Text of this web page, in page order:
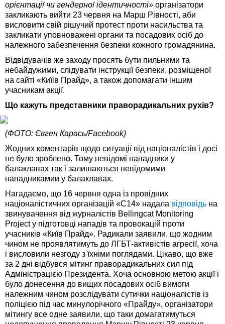
орієнтації чи гендерної ідентичності» організатори
закликають вийти 23 червня на Марш Рівності, аби
висловити свій рішучий протест проти насильства та
закликати уповноважені органи та посадових осіб до
належного забезпечення безпеки кожного громадянина.
Відвідувачів же заходу просять бути пильними та
небайдужими, слідувати інструкції безпеки, розміщеної
на сайті «Киїів Прайд», а також допомагати іншим
учасникам акції.
Що кажуть представники праворадикальних рухів?
(ФОТО: Євген Карась/Facebook)
Жодних коментарів щодо ситуації від націоналістів і досі
не було зроблено. Тому невідомі нападники у
балаклавах так і залишаються невідомими
нападникамии у балаклавах.
Нагадаємо, що 16 червня одна із провідних
націоналістичних організацій «С14» надала відповідь на
звинувачення від журналістів Bellingcat Monitoring
Project у підготовці нападів та провокацій проти
учасників «Київ Прайд». Радикали заявили, що жодним
чином не проявлятимуть до ЛГБТ-активістів агресії, хоча
і висловили незгоду з їхніми поглядами. Цікаво, що вже
за 2 дні відбувся мітинг праворадикальних сил під
Адміністрацією Президента. Хоча основною метою акції і
було донесення до вищих посадових осіб вимоги
належним чином розслідувати сутички націоналістів із
поліцією під час минулорічного «Прайду», організатори
мітингу все одне заявили, що таки домагатимуться